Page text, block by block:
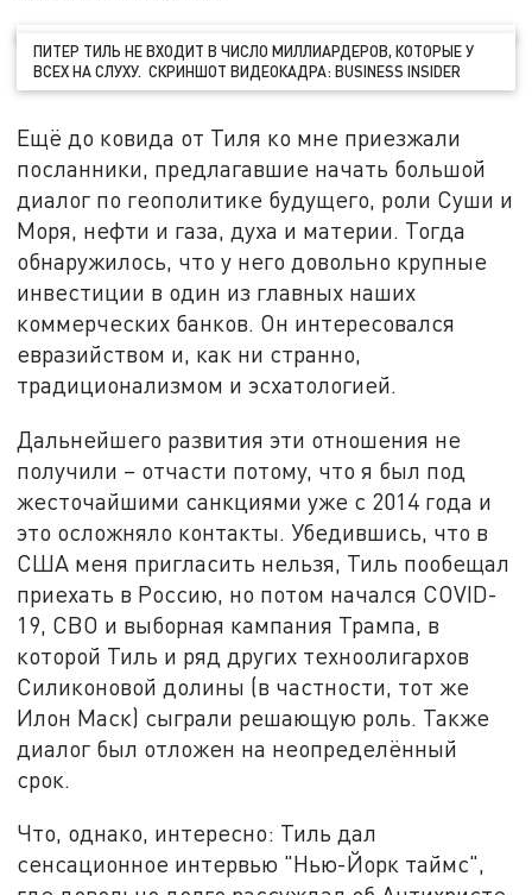
ПИТЕР ТИЛЬ НЕ ВХОДИТ В ЧИСЛО МИЛЛИАРДЕРОВ, КОТОРЫЕ У
ВСЕХ НА СЛУХУ. СКРИНШОТ ВИДЕОКАДРА: BUSINESS INSIDER
Ещё до ковида от Тиля ко мне приезжали
посланники, предлагавшие начать большой
диалог по геополитике будущего, роли Суши и
Моря, нефти и газа, духа и материи. Тогда
обнаружилось, что у него довольно крупные
инвестиции в один из главных наших
коммерческих банков. Он интересовался
евразийством и, как ни странно,
традиционализмом и эсхатологией.
Дальнейшего развития эти отношения не
получили – отчасти потому, что я был под
жесточайшими санкциями уже с 2014 года и
это осложняло контакты. Убедившись, что в
США меня пригласить нельзя, Тиль пообещал
приехать в Россию, но потом начался COVID-
19, СВО и выборная кампания Трампа, в
которой Тиль и ряд других техноолигархов
Силиконовой долины (в частности, тот же
Илон Маск) сыграли решающую роль. Также
диалог был отложен на неопределённый
срок.
Что, однако, интересно: Тиль дал
сенсационное интервью "Нью-Йорк таймс",